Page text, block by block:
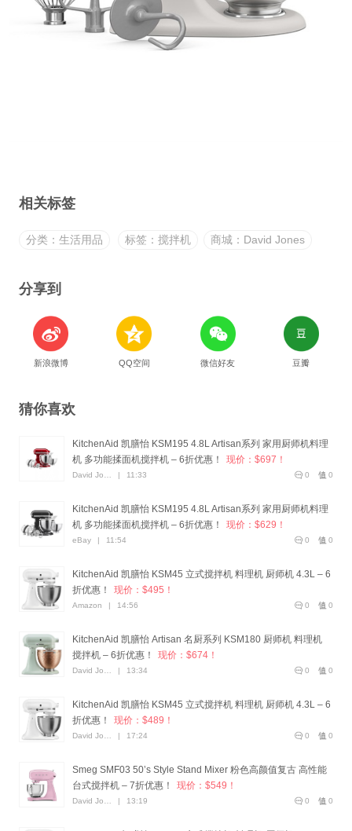
相关标签
分类：生活用品 标签：搅拌机 商城：David Jones
分享到
新浪微博 QQ空间 微信好友 豆瓣
猜你喜欢
KitchenAid 凯膳怡 KSM195 4.8L Artisan系列 家用厨师机料理
机 多功能揉面机搅拌机 – 6折优惠！
现价：$697！
0
0
David Jones | 11:33
KitchenAid 凯膳怡 KSM195 4.8L Artisan系列 家用厨师机料理
机 多功能揉面机搅拌机 – 6折优惠！
现价：$629！
0
0
eBay | 11:54
KitchenAid 凯膳怡 KSM45 立式搅拌机 料理机 厨师机 4.3L – 6
折优惠！
现价：$495！
0
0
Amazon | 14:56
KitchenAid 凯膳怡 Artisan 名厨系列 KSM180 厨师机 料理机
搅拌机 – 6折优惠！
现价：$674！
0
0
David Jones | 13:34
KitchenAid 凯膳怡 KSM45 立式搅拌机 料理机 厨师机 4.3L – 6
折优惠！
现价：$489！
0
0
David Jones | 17:24
Smeg SMF03 50’s Style Stand Mixer 粉色高颜值复古 高性能
台式搅拌机 – 7折优惠！
现价：$549！
0
0
David Jones | 13:19